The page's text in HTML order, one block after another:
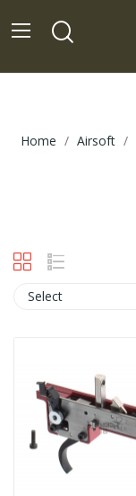
Home Airsoft
Select